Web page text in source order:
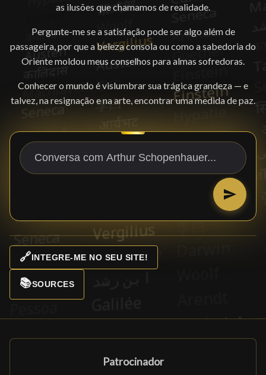
as ilusões que chamamos de realidade.
Pergunte-me se a satisfação pode ser algo além de
passageira, por que a beleza consola ou como a sabedoria do
Oriente moldou meus conselhos para almas sofredoras.
Conhecer o mundo é vislumbrar sua trágica grandeza — e
talvez, na resignação e na arte, encontrar uma medida de paz.
🔗INTEGRE-ME NO SEU SITE!
📚SOURCES
Patrocinador